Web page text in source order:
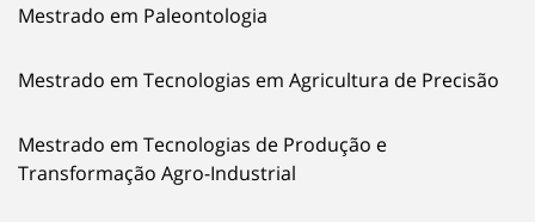
Mestrado em Paleontologia
Mestrado em Tecnologias em Agricultura de Precisão
Mestrado em Tecnologias de Produção e
Transformação Agro-Industrial